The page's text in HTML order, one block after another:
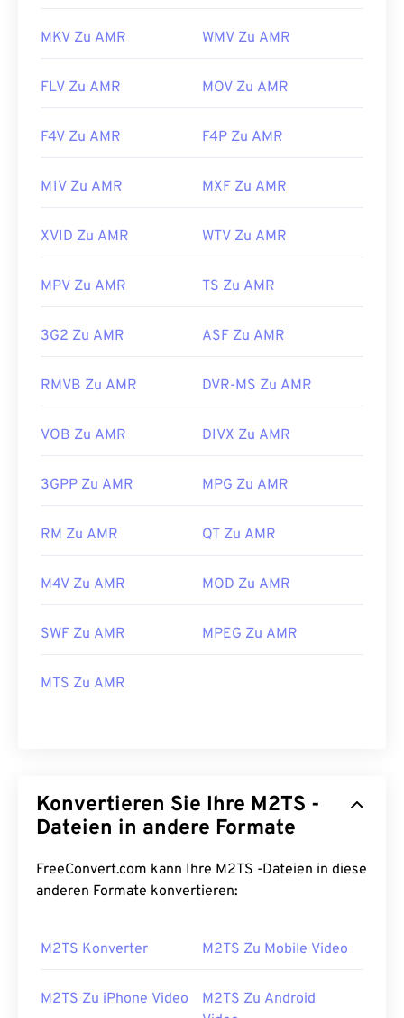
MKV Zu AMR WMV Zu AMR
FLV Zu AMR MOV Zu AMR
F4V Zu AMR F4P Zu AMR
M1V Zu AMR MXF Zu AMR
XVID Zu AMR WTV Zu AMR
MPV Zu AMR TS Zu AMR
3G2 Zu AMR ASF Zu AMR
RMVB Zu AMR DVR-MS Zu AMR
VOB Zu AMR DIVX Zu AMR
3GPP Zu AMR MPG Zu AMR
RM Zu AMR QT Zu AMR
M4V Zu AMR MOD Zu AMR
SWF Zu AMR MPEG Zu AMR
MTS Zu AMR
Konvertieren Sie Ihre M2TS -
Dateien in andere Formate
FreeConvert.com kann Ihre M2TS -Dateien in diese
anderen Formate konvertieren:
M2TS Konverter M2TS Zu Mobile Video
M2TS Zu iPhone Video
M2TS Zu Android